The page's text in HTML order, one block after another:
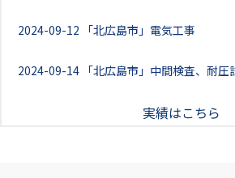
2024-09-12 「北広島市」電気工事
2024-09-14 「北広島市」中間検査、耐圧
実績はこちら